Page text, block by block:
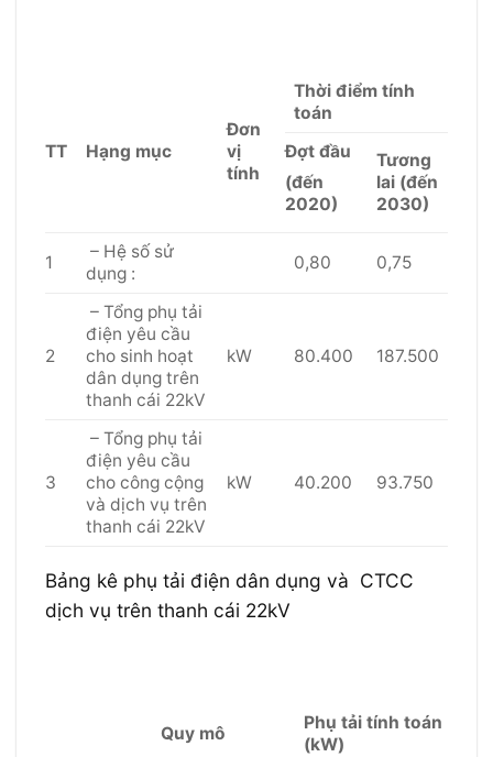
TT Hạng mục
Đơn
vị
tính
Thời điểm tính
toán
Đợt đầu
(đến
2020)
Tương
lai (đến
2030)
1
– Hệ số sử
dụng :
0,80 0,75
2
– Tổng phụ tải
điện yêu cầu
cho sinh hoạt
dân dụng trên
thanh cái 22kV
kW 80.400 187.500
3
– Tổng phụ tải
điện yêu cầu
cho công cộng
và dịch vụ trên
thanh cái 22kV
kW 40.200 93.750
Bảng kê phụ tải điện dân dụng và CTCC
dịch vụ trên thanh cái 22kV
Quy mô
Phụ tải tính toán
(kW)